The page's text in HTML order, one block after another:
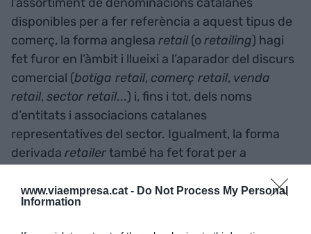
www.viaempresa.cat - Do Not Process My Personal
Information
disponibles per a fer referència a aquest tipus de
comerç, la forma anglesa retail (oretailing) hagi
fet furor en l’àmbit i llueixi a l’aparador del discurs
comercial (botiga retail, comerç retail, venda
retail, sector retail...) i, fins i tot, dels noms
d’entitats i associacions catalanes
representatives del sector. Igualment, la forma
derivada retailertambé ha fet forat per a